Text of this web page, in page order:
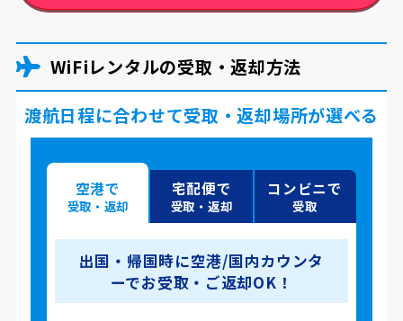
WiFiレンタルの受取・返却方法
渡航日程に合わせて受取・返却場所が選べる
空港で
受取・返却
宅配便で
受取・返却
コンビニで
受取
出国・帰国時に空港/国内カウンタ
ーでお受取・ご返却OK！